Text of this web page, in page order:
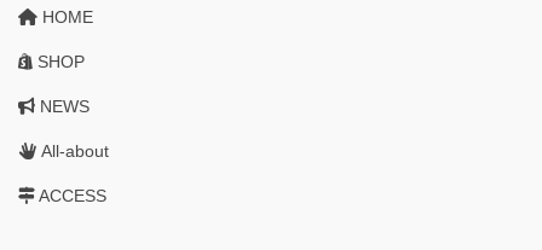
HOME
SHOP
NEWS
All-about
ACCESS